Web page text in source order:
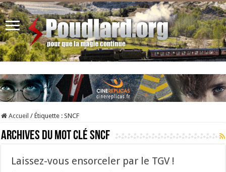
Accueil / Étiquette :SNCF
Archives du mot cléSNCF
Laissez-vous ensorceler par le TGV !